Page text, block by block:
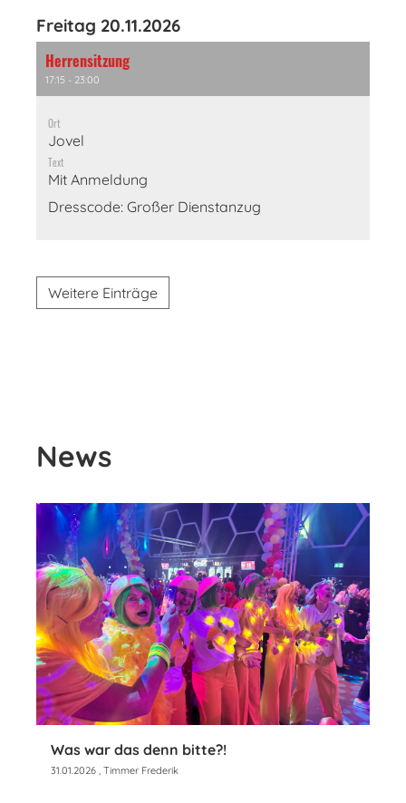
Freitag 20.11.2026
Herrensitzung
17:15 - 23:00
Ort
Jovel
Text
Mit Anmeldung
Dresscode: Großer Dienstanzug
Weitere Einträge
News
Was war das denn bitte?!
31.01.2026 , Timmer Frederik